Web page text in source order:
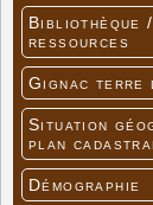
Bibliothèque
ressources
Gignac terre
Situation
plan
Démographie